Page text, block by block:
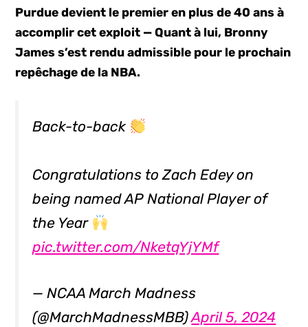
Purdue devient le premier en plus de 40 ans à
accomplir cet exploit — Quant à lui, Bronny
James s’est rendu admissible pour le prochain
repêchage de la NBA.
Back-to-back
Congratulations to Zach Edey on
being named AP National Player of
the Year
pic.twitter.com/NketqYjYMf
— NCAA March Madness
(@MarchMadnessMBB)April 5, 2024